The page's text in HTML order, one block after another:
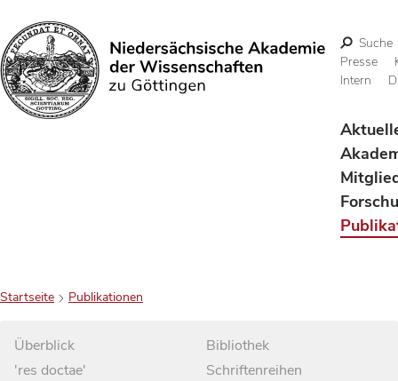
Suchen
Suche
Presse
Intern
Startseite Publikationen
Überblick
'res doctae'
Bibliothek
Schriftenreihen